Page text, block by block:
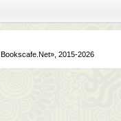
2015-2026